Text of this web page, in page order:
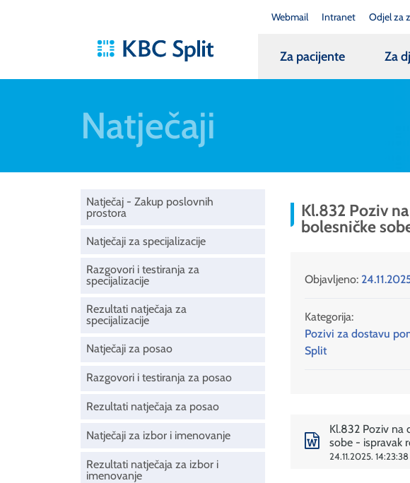
Webmail Intranet Odjel za
Za pacijente Za
Natječaji
Natječaj - Zakup poslovnih
prostora
Natječaji za specijalizacije
Razgovori i testiranja za
specijalizacije
Rezultati natječaja za
specijalizacije
Natječaji za posao
Razgovori i testiranja za posao
Rezultati natječaja za posao
Natječaji za izbor i imenovanje
Rezultati natječaja za izbor i
imenovanje
Kl.832 Poziv
bolesničke
Objavljeno:
Kategorija:
Pozivi za dostavu
Split
Kl.832 Poziv na
sobe - ispravak
24.11.2025. 14:23:38